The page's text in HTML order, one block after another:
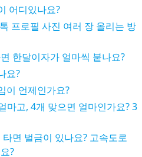
어디있나요?
프로필 사진 여러 장 올리는 방
한달이자가 얼마씩 붙나요?
요?
이 언제인가요?
마고, 4개 맞으면 얼마인가요? 3
면 벌금이 있나요? 고속도로
?